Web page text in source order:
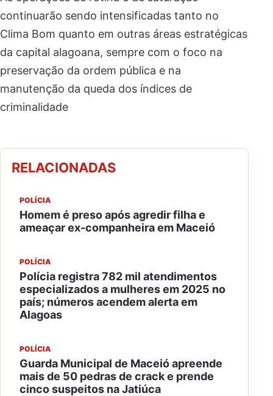
continuarão sendo intensificadas tanto no
Clima Bom quanto em outras áreas estratégicas
da capital alagoana, sempre com o foco na
preservação da ordem pública e na
manutenção da queda dos índices de
criminalidade
RELACIONADAS
POLÍCIA
Homem é preso após agredir filha e
ameaçar ex-companheira em Maceió
POLÍCIA
Polícia registra 782 mil atendimentos
especializados a mulheres em 2025 no
país; números acendem alerta em
Alagoas
POLÍCIA
Guarda Municipal de Maceió apreende
mais de 50 pedras de crack e prende
cinco suspeitos na Jatiúca